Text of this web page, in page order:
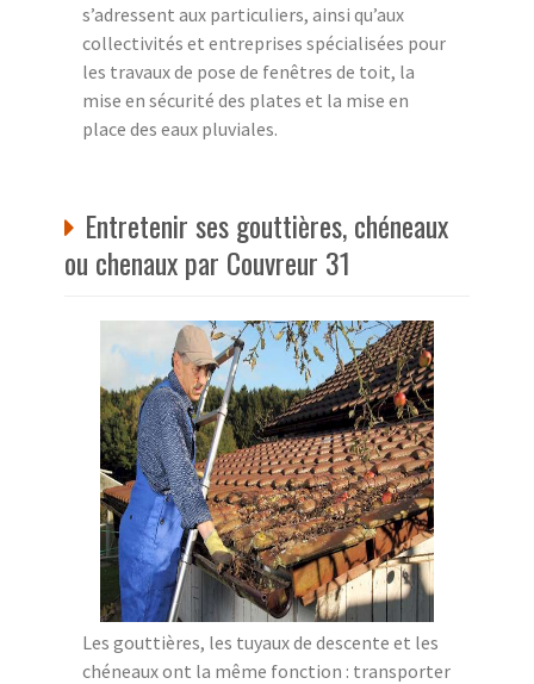
s’adressent aux particuliers, ainsi qu’aux
collectivités et entreprises spécialisées pour
les travaux de pose de fenêtres de toit, la
mise en sécurité des plates et la mise en
place des eaux pluviales.
Entretenir ses gouttières, chéneaux
ou chenaux par Couvreur 31
Les gouttières, les tuyaux de descente et les
chéneaux ont la même fonction : transporter